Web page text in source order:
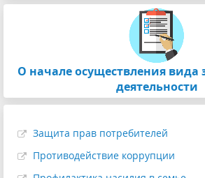
О начале осуществления вида
деятельности
Защита прав потребителей
Противодействие коррупции